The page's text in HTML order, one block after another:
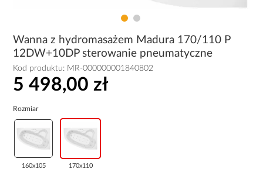
Wanna z hydromasażem Madura 170/110 P
12DW+10DP sterowanie pneumatyczne
Kod produktu: MR-000000001840802
5 498,00 zł
Rozmiar
160x105 170x110